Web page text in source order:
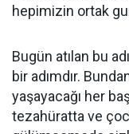
hepimizin ortak
Bugün atılan bu
bir adımdır.
yaşayacağı her
tezahüratta ve